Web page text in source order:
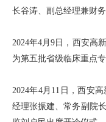
长谷涛、副总经理兼财
2024年4月9日，西安高
为第五批省级临床重点专
2024年4月11日，西安
经理张振建、常务副院